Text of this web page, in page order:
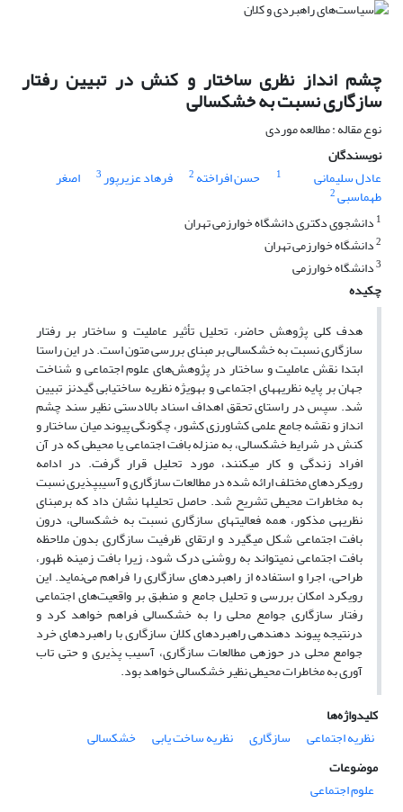
چشم انداز نظری ساختار و کنش در تبیین رفتار
سازگاری نسبت به خشکسالی
نوع مقاله : مطالعه موردی
نویسندگان
عادل سلیمانی
1 حسن افراخته 2 فرهاد عزیرپور3 اصغر
طهماسبی2
1 دانشجوی دکتری دانشگاه خوارزمی تهران
2دانشگاه خوارزمی تهران
3دانشگاه خوارزمی
چکیده
هدف کلی پژوهش حاضر، تحلیل تأثیر عاملیت و ساختار بر رفتار
سازگاری‌نسبت به خشکسالی بر مبنای بررسی متون است. در این راستا
ابتدا نقش عاملیت و ساختار در پژوهش‌های علوم اجتماعی و شناخت
جهان بر پایه نظریه­های اجتماعی و به­ویژه نظریه ساخت­یابی گیدنز تبیین
شد. سپس در راستای تحقق اهداف اسناد بالادستی نظیر سند چشم
انداز و نقشه جامع علمی کشاورزی کشور، چگونگی پیوند میان ساختار و
کنش در شرایط خشکسالی، به منزله بافت اجتماعی یا محیطی که در آن
افراد زندگی و کار می­کنند، مورد تحلیل قرار گرفت. در ادامه
رویکردهای مختلف ارائه شده­ در مطالعات سازگاری و آسیب­پذیری نسبت
به مخاطرات محیطی تشریح شد. حاصل تحلیل­ها نشان داد که برمبنای
نظریه­ی مذکور، همه فعالیت­های سازگاری نسبت به خشکسالی، درون
بافت اجتماعی شکل می­گیرد و ارتقای ظرفیت سازگاری بدون ملاحظه
بافت اجتماعی نمی­تواند به روشنی درک شود، زیرا بافت زمینه ظهور،
طراحی، اجرا و استفاده از راهبردهای سازگاری را فراهم می‌نماید. این
رویکرد امکان بررسی و تحلیل جامع و منطبق بر واقعیت‌های اجتماعی
رفتار سازگاری جوامع محلی را به خشکسالی فراهم خواهد کرد و
درنتیجه پیوند دهنده­ی راهبردهای کلان سازگاری با راهبردهای خرد
جوامع محلی در حوزه­ی مطالعات سازگاری، آسیب پذیری و حتی تاب
آوری به مخاطرات محیطی نظیر خشکسالی خواهد بود.
کلیدواژه‌ها
نظریه اجتماعی
سازگاری نظریه ساخت یابی
خشکسالی
موضوعات
علوم اجتماعی